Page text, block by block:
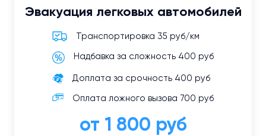
Эвакуация легковых автомобилей
Транспортировка 35 руб/км
Надбавка за сложность 400 руб
Доплата за срочность 400 руб
Оплата ложного вызова 700 руб
от 1 800 руб